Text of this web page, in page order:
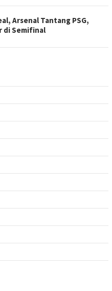
Arsenal Tantang PSG,
di Semifinal